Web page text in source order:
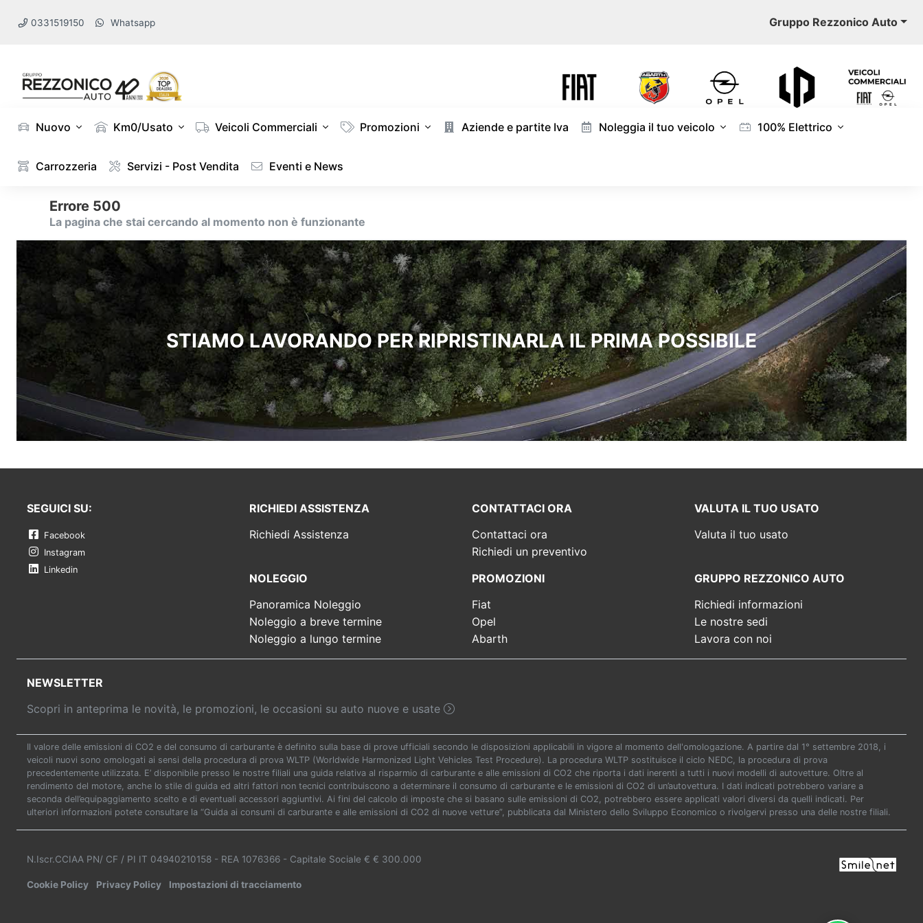
0331519150 Whatsapp Gruppo Rezzonico Auto
Nuovo Km0/Usato Veicoli Commerciali Promozioni Aziende e partite Iva Noleggia il tuo veicolo 100% Elettrico
Carrozzeria Servizi - Post Vendita Eventi e News
Errore 500
La pagina che stai cercando al momento non è funzionante
STIAMO LAVORANDO PER RIPRISTINARLA IL PRIMA POSSIBILE
SEGUICI SU:
Facebook
Instagram
Linkedin
RICHIEDI ASSISTENZA
Richiedi Assistenza
CONTATTACI ORA
Contattaci ora
Richiedi un preventivo
VALUTA IL TUO USATO
Valuta il tuo usato
NOLEGGIO
Panoramica Noleggio
Noleggio a breve termine
Noleggio a lungo termine
PROMOZIONI
Fiat
Opel
Abarth
GRUPPO REZZONICO AUTO
Richiedi informazioni
Le nostre sedi
Lavora con noi
NEWSLETTER
Scopri in anteprima le novità, le promozioni, le occasioni su auto nuove e usate
Il valore delle emissioni di CO2 e del consumo di carburante è definito sulla base di prove ufficiali secondo le disposizioni applicabili in vigore al momento dell'omologazione. A partire dal 1° settembre 2018, i
veicoli nuovi sono omologati ai sensi della procedura di prova WLTP (Worldwide Harmonized Light Vehicles Test Procedure). La procedura WLTP sostituisce il ciclo NEDC, la procedura di prova
precedentemente utilizzata. E’ disponibile presso le nostre filiali una guida relativa al risparmio di carburante e alle emissioni di CO2 che riporta i dati inerenti a tutti i nuovi modelli di autovetture. Oltre al
rendimento del motore, anche lo stile di guida ed altri fattori non tecnici contribuiscono a determinare il consumo di carburante e le emissioni di CO2 di un’autovettura. I dati indicati potrebbero variare a
seconda dell’equipaggiamento scelto e di eventuali accessori aggiuntivi. Ai fini del calcolo di imposte che si basano sulle emissioni di CO2, potrebbero essere applicati valori diversi da quelli indicati. Per
ulteriori informazioni potete consultare la “Guida ai consumi di carburante e alle emissioni di CO2 di nuove vetture”, pubblicata dal Ministero dello Sviluppo Economico o rivolgervi presso una delle nostre filiali.
N.Iscr.CCIAA PN/ CF / PI IT 04940210158 - REA 1076366 - Capitale Sociale € € 300.000
Cookie Policy Privacy Policy Impostazioni di tracciamento